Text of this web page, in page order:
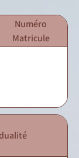
Numéro
Matricule